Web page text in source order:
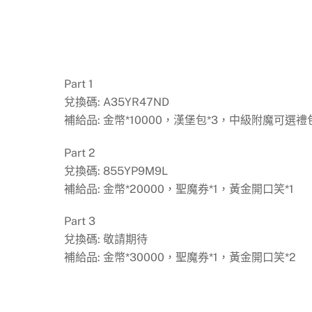
Part 1
兌換碼: A35YR47ND
補給品: 金幣*10000，漢堡包*3，中級附魔可選禮
Part 2
兌換碼: 855YP9M9L
補給品: 金幣*20000，聖魔券*1，黃金開口笑*1
Part 3
兌換碼: 敬請期待
補給品: 金幣*30000，聖魔券*1，黃金開口笑*2